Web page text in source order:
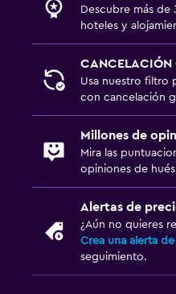
Descubre más de
hoteles y
CANCELACIÓN
Usa nuestro filtro
con cancelación
Millones de
Mira las
opiniones de
Alertas de
¿Aún no quieres
Crea una alerta
seguimiento.